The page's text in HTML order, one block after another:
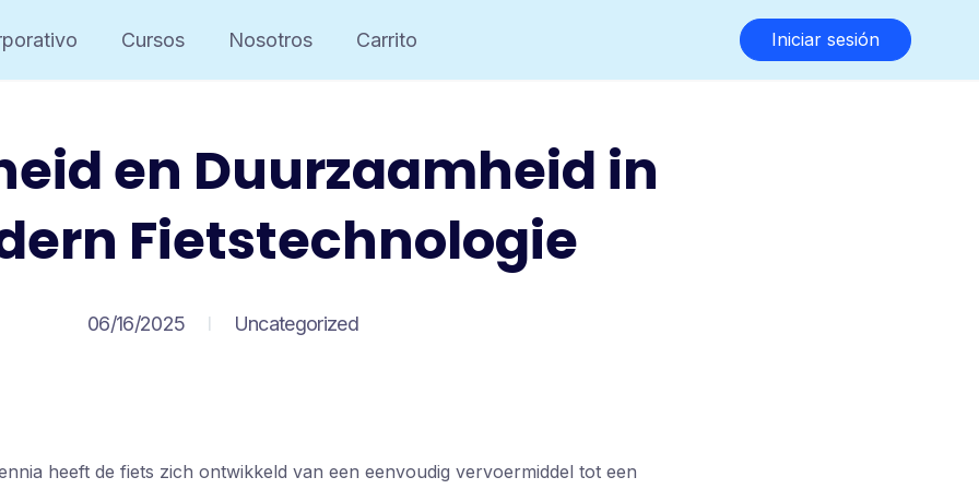
Cursos Nosotros Carrito Iniciar sesión
en Duurzaamheid in
Fietstechnologie
06/16/2025 Uncategorized
heeft de fiets zich ontwikkeld van een eenvoudig vervoermiddel tot een